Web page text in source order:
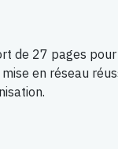
de 27 pages
en réseau